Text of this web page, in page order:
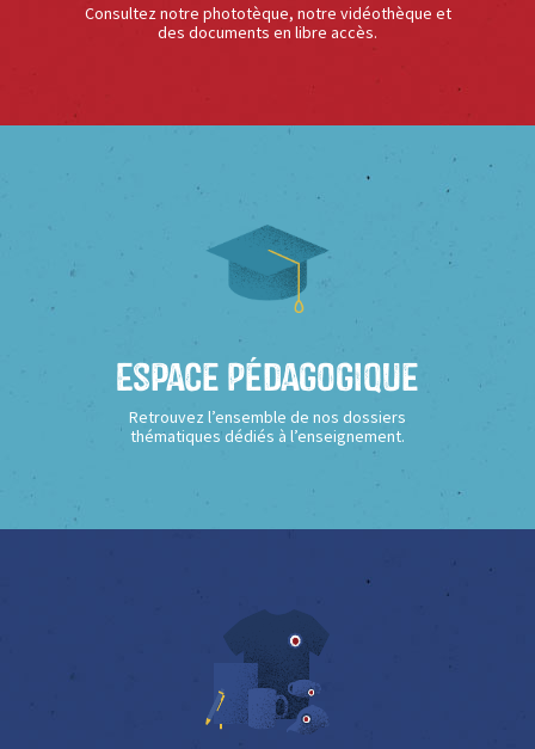
Consultez notre phototèque, notre vidéothèque et
des documents en libre accès.
Espace Pédagogique
Retrouvez l’ensemble de nos dossiers
thématiques dédiés à l’enseignement.